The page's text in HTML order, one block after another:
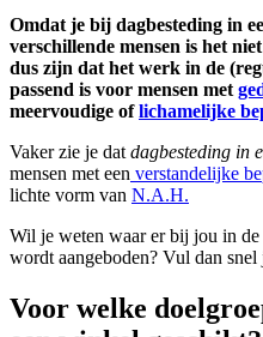
Omdat je bij dagbesteding in
verschillende mensen is het
dus zijn dat het werk in de
passend is voor mensen met
meervoudige oflichamelijke
Vaker zie je dat dagbesteding in
mensen met een verstandelijke
lichte vorm van N.A.H.
Wil je weten waar er bij jou in
wordt aangeboden? Vul dan
Voor welke